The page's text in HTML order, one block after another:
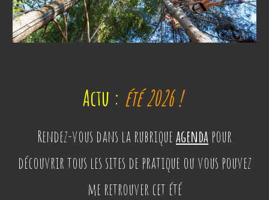
Actu : été 2026!
Rendez-vous dans la rubriqueagenda pour
découvrirtous les sites de pratique ou vous pouvez
me retrouver cet été